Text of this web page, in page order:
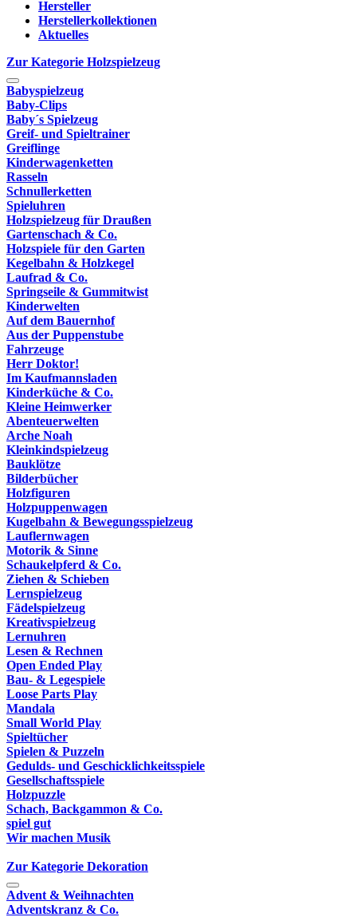
Hersteller
Herstellerkollektionen
Aktuelles
Zur Kategorie Holzspielzeug
Babyspielzeug
Baby-Clips
Baby´s Spielzeug
Greif- und Spieltrainer
Greiflinge
Kinderwagenketten
Rasseln
Schnullerketten
Spieluhren
Holzspielzeug für Draußen
Gartenschach & Co.
Holzspiele für den Garten
Kegelbahn & Holzkegel
Laufrad & Co.
Springseile & Gummitwist
Kinderwelten
Auf dem Bauernhof
Aus der Puppenstube
Fahrzeuge
Herr Doktor!
Im Kaufmannsladen
Kinderküche & Co.
Kleine Heimwerker
Abenteuerwelten
Arche Noah
Kleinkindspielzeug
Bauklötze
Bilderbücher
Holzfiguren
Holzpuppenwagen
Kugelbahn & Bewegungsspielzeug
Lauflernwagen
Motorik & Sinne
Schaukelpferd & Co.
Ziehen & Schieben
Lernspielzeug
Fädelspielzeug
Kreativspielzeug
Lernuhren
Lesen & Rechnen
Open Ended Play
Bau- & Legespiele
Loose Parts Play
Mandala
Small World Play
Spieltücher
Spielen & Puzzeln
Gedulds- und Geschicklichkeitsspiele
Gesellschaftsspiele
Holzpuzzle
Schach, Backgammon & Co.
spiel gut
Wir machen Musik
Zur Kategorie Dekoration
Advent & Weihnachten
Adventskranz & Co.